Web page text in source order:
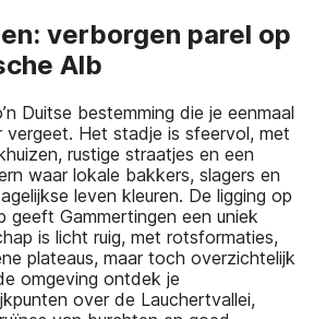
verborgen parel op
Alb
Duitse bestemming die je eenmaal
Het stadje is sfeervol, met
rustige straatjes en een
waar lokale bakkers, slagers en
leven kleuren. De ligging op
geeft Gammertingen een uniek
is licht ruig, met rotsformaties,
plateaus, maar toch overzichtelijk
omgeving ontdek je
over de Lauchertvallei,